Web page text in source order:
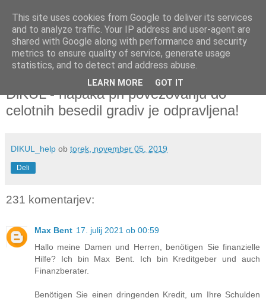
torek, 5. november 2019
DiKUL - napaka pri povezovanju do
celotnih besedil gradiv je odpravljena!
DIKUL_help ob torek, november 05, 2019
Deli
231 komentarjev:
Max Bent 17. julij 2021 ob 00:59
Hallo meine Damen und Herren, benötigen Sie finanzielle
Hilfe? Ich bin Max Bent. Ich bin Kreditgeber und auch
Finanzberater.
Benötigen Sie einen dringenden Kredit, um Ihre Schulden
This site uses cookies from Google to deliver its services
and to analyze traffic. Your IP address and user-agent are
shared with Google along with performance and security
metrics to ensure quality of service, generate usage
statistics, and to detect and address abuse.
LEARN MORE GOT IT